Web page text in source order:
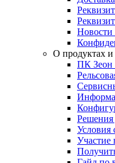
Новости
О продуктах и
ПК Зеон
Решения
Условия
Участие